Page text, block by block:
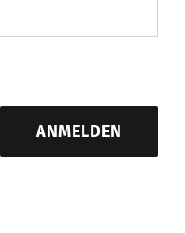
ANMELDEN